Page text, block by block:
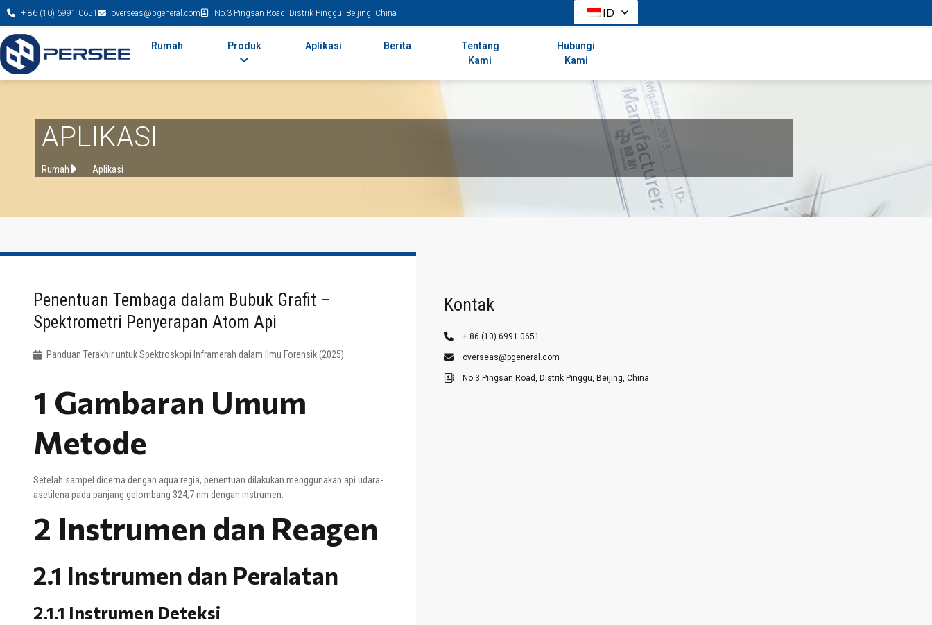
+ 86 (10) 6991 0651 overseas@pgeneral.com No.3 Pingsan Road, Distrik Pinggu, Beijing, China ID
Rumah Produk Aplikasi Berita
Tentang
Kami
Hubungi
Kami
APLIKASI
Rumah Aplikasi
Penentuan Tembaga dalam Bubuk Grafit –
Spektrometri Penyerapan Atom Api
Panduan Terakhir untuk Spektroskopi Inframerah dalam Ilmu Forensik (2025)
1 Gambaran Umum
Metode
Setelah sampel dicerna dengan aqua regia, penentuan dilakukan menggunakan api udara-
asetilena pada panjang gelombang 324,7 nm dengan instrumen.
2 Instrumen dan Reagen
2.1 Instrumen dan Peralatan
2.1.1 Instrumen Deteksi
Kontak
+ 86 (10) 6991 0651
overseas@pgeneral.com
No.3 Pingsan Road, Distrik Pinggu, Beijing, China